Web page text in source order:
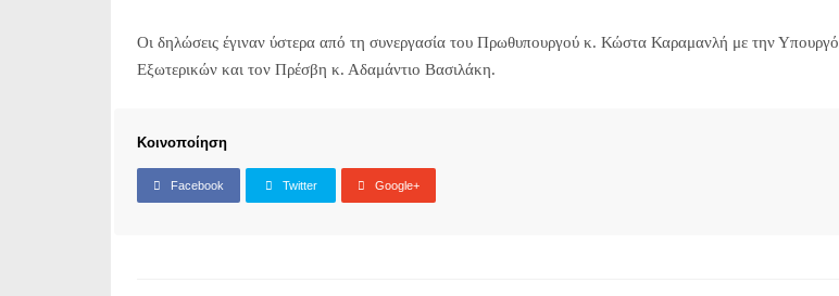
Οι δηλώσεις έγιναν ύστερα από τη συνεργασία του Πρωθυπουργού κ. Κώστα Καραμανλή με την Υπουργό
Εξωτερικών και τον Πρέσβη κ. Αδαμάντιο Βασιλάκη.
Κοινοποίηση
Facebook Twitter Google+